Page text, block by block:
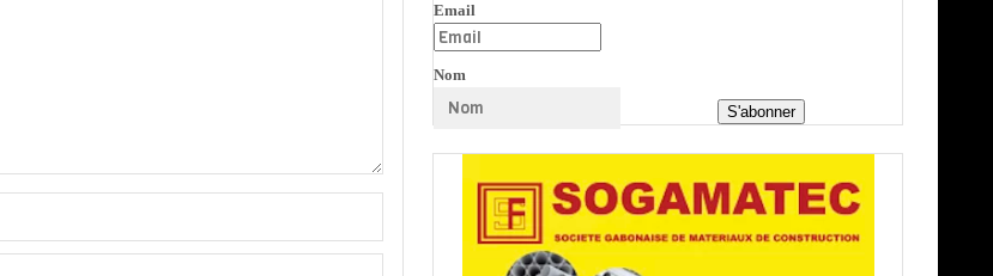
Email
Nom
S'abonner